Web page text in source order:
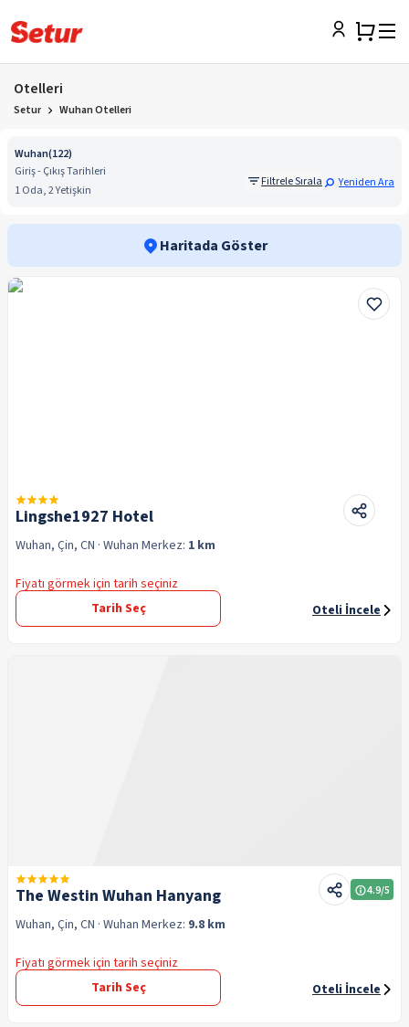
Otelleri
Setur Wuhan Otelleri
Wuhan(122)
Giriş - Çıkış Tarihleri
1 Oda, 2 Yetişkin
Filtrele Sırala Yeniden Ara
Haritada Göster
Lingshe1927 Hotel
Wuhan, Çin, CN · Wuhan Merkez: 1 km
Fiyatı görmek için tarih seçiniz
Tarih Seç
Oteli İncele
The Westin Wuhan Hanyang 4.9/5
Wuhan, Çin, CN · Wuhan Merkez: 9.8 km
Fiyatı görmek için tarih seçiniz
Tarih Seç
Oteli İncele